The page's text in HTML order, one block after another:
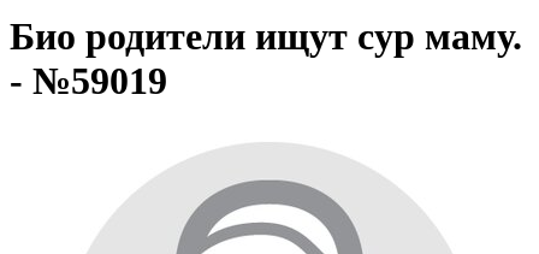
Био родители ищут сур маму.
- №59019